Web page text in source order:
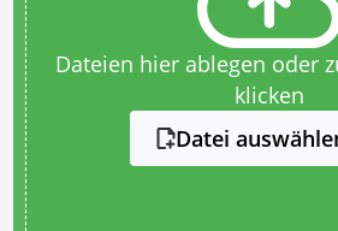
Dateien hier ablegen oder
klicken
Datei